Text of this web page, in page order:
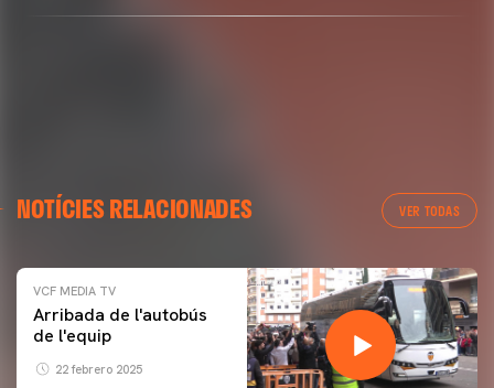
NOTÍCIES RELACIONADES VER TODAS
VCF MEDIA TV
Arribada de l'autobús
de l'equip
22 febrero 2025